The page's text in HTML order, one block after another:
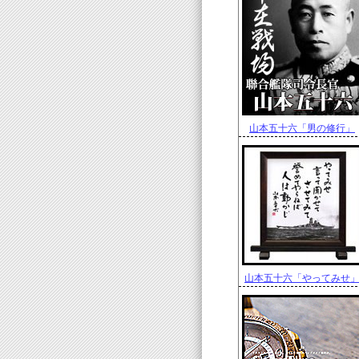
山本五十六「男の修行」
山本五十六「やってみせ」